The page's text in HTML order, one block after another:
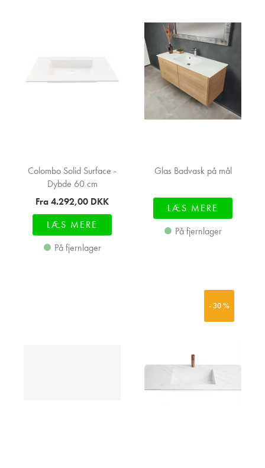
Colombo Solid Surface -
Dybde 60 cm
Fra 4.292,00 DKK
LÆS MERE
På fjernlager
Glas Badvask på mål
LÆS MERE
På fjernlager
- 30 %